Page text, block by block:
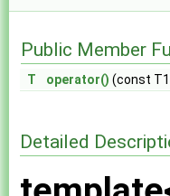
Public Member
T operator() (const
Detailed